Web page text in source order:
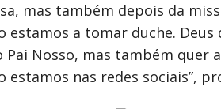
mas também depois da
estamos a tomar duche.
Pai Nosso, mas também quer
estamos nas redes sociais”,